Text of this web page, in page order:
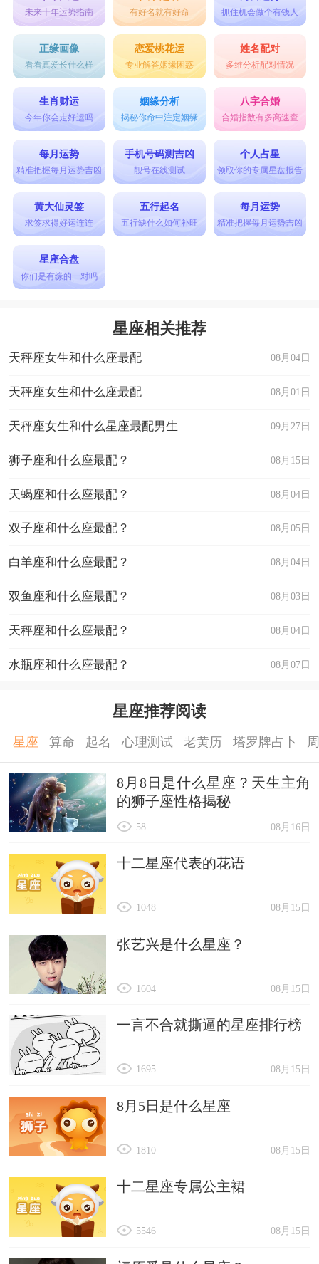
未来十年运势指南 有好名就有好命 抓住机会做个有钱人
正缘画像
看看真爱长什么样
恋爱桃花运
专业解答姻缘困惑
姓名配对
多维分析配对情况
生肖财运
今年你会走好运吗
姻缘分析
揭秘你命中注定姻缘
八字合婚
合婚指数有多高速查
每月运势
精准把握每月运势吉凶
手机号码测吉凶
靓号在线测试
个人占星
领取你的专属星盘报告
黄大仙灵签
求签求得好运连连
五行起名
五行缺什么如何补旺
每月运势
精准把握每月运势吉凶
星座合盘
你们是有缘的一对吗
星座相关推荐
08月04日
天秤座女生和什么座最配
08月01日
天秤座女生和什么座最配
09月27日
天秤座女生和什么星座最配男生
08月15日
狮子座和什么座最配？
08月04日
天蝎座和什么座最配？
08月05日
双子座和什么座最配？
08月04日
白羊座和什么座最配？
08月03日
双鱼座和什么座最配？
08月04日
天秤座和什么座最配？
08月07日
水瓶座和什么座最配？
星座推荐阅读
星座 算命 起名 心理测试 老黄历 塔罗牌占卜
8月8日是什么星座？天生主角
的狮子座性格揭秘
08月16日
58
十二星座代表的花语
08月15日
1048
张艺兴是什么星座？
08月15日
1604
一言不合就撕逼的星座排行榜
08月15日
1695
8月5日是什么星座
08月15日
1810
十二星座专属公主裙
08月15日
5546